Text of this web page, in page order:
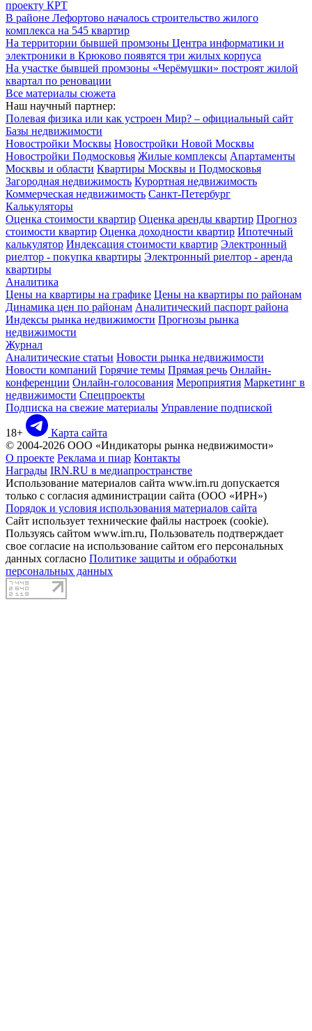
проекту КРТ
В районе Лефортово началось строительство жилого
комплекса на 545 квартир
На территории бывшей промзоны Центра информатики и
электроники в Крюково появятся три жилых корпуса
На участке бывшей промзоны «Черёмушки» построят жилой
квартал по реновации
Все материалы сюжета
Наш научный партнер:
Полевая физика или как устроен Мир? – официальный сайт
Базы недвижимости
Новостройки Москвы Новостройки Новой Москвы
Новостройки Подмосковья Жилые комплексы Апартаменты
Москвы и области Квартиры Москвы и Подмосковья
Загородная недвижимость Курортная недвижимость
Коммерческая недвижимость Санкт-Петербург
Калькуляторы
Оценка стоимости квартир Оценка аренды квартир Прогноз
стоимости квартир Оценка доходности квартир Ипотечный
калькулятор Индексация стоимости квартир Электронный
риелтор - покупка квартиры Электронный риелтор - аренда
квартиры
Аналитика
Цены на квартиры на графике Цены на квартиры по районам
Динамика цен по районам Аналитический паспорт района
Индексы рынка недвижимости Прогнозы рынка
недвижимости
Журнал
Аналитические статьи Новости рынка недвижимости
Новости компаний Горячие темы Прямая речь Онлайн-
конференции Онлайн-голосования Мероприятия Маркетинг в
недвижимости Спецпроекты
Подписка на свежие материалы Управление подпиской
18+
Карта сайта
© 2004-2026 ООО «Индикаторы рынка недвижимости»
О проекте Реклама и пиар Контакты
Награды IRN.RU в медиапространстве
Использование материалов сайта www.irn.ru допускается
только с согласия администрации сайта (ООО «ИРН»)
Порядок и условия использования материалов сайта
Сайт использует технические файлы настроек (cookie).
Пользуясь сайтом www.irn.ru, Пользователь подтверждает
свое согласие на использование сайтом его персональных
данных согласно Политике защиты и обработки
персональных данных